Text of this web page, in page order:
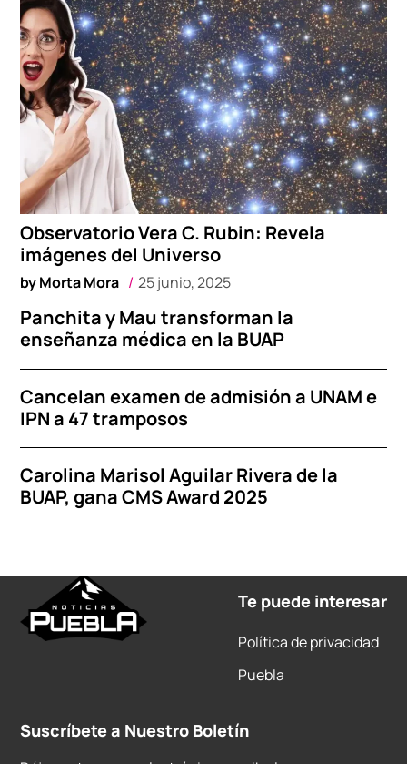
Observatorio Vera C. Rubin: Revela
imágenes del Universo
byMorta Mora 25 junio, 2025
Panchita y Mau transforman la
enseñanza médica en la BUAP
Cancelan examen de admisión a UNAM e
IPN a 47 tramposos
Carolina Marisol Aguilar Rivera de la
BUAP, gana CMS Award 2025
Te puede interesar
Política de privacidad
Puebla
Suscríbete a Nuestro Boletín